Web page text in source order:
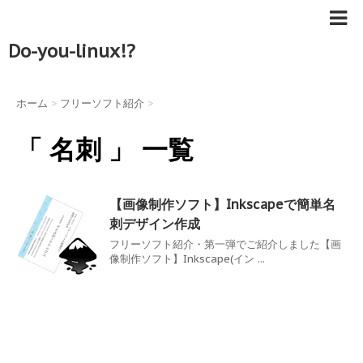
Do-you-linux!?
ホーム > フリーソフト紹介 >
「 名刺 」 一覧
【画像制作ソフト】Inkscapeで簡単名
刺デザイン作成
フリーソフト紹介・第一弾でご紹介しました【画
像制作ソフト】Inkscape(イン ...